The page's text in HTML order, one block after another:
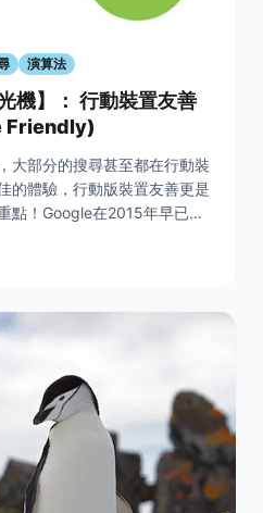
演算法
機】： 行動裝置友善
Friendly)
大部分的搜尋甚至都在行動裝
的體驗，行動版裝置友善更是
點！Google在2015年早已順
根據全球機構 We Are